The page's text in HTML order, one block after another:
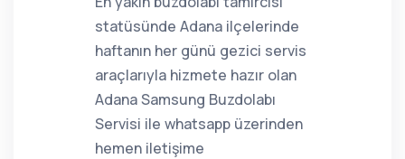
statüsünde Adana ilçelerinde
haftanın her günü gezici servis
araçlarıyla hizmete hazır olan
Adana Samsung Buzdolabı
Servisi ile whatsapp üzerinden
hemen iletişime